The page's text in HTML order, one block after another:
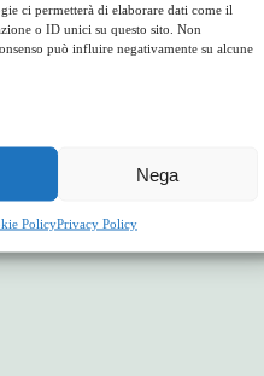
ci permetterà di elaborare dati come il
o ID unici su questo sito. Non
può influire negativamente su alcune
Nega
PolicyPrivacy Policy